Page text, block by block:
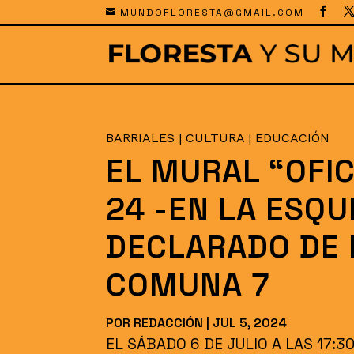
MUNDOFLORESTA@GMAIL.COM
BARRIALES |CULTURA | EDUCACIÓN
EL MURAL
24 -EN LA
DECLARADO
COMUNA 7
POR REDACCIÓN JUL 5, 2024
EL SÁBADO 6 DE JULIO A LAS